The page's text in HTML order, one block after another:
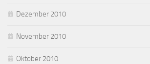
Dezember 2010
November 2010
Oktober 2010